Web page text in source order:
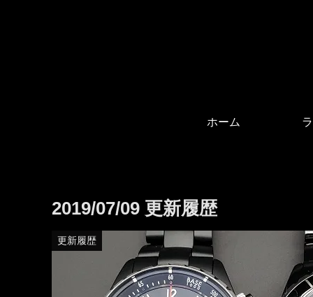
ホーム
2019/07/09 更新履歴
更新履歴